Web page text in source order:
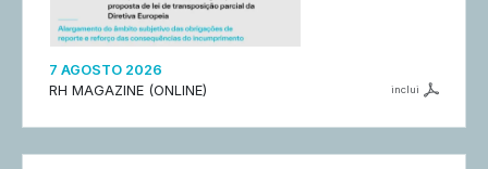
7 AGOSTO 2026
RH MAGAZINE (ONLINE)
inclui